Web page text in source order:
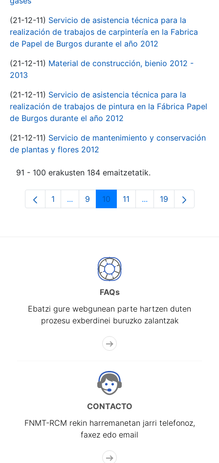
(21-12-11) Servicio de asistencia técnica para la
realización de trabajos de carpintería en la Fabrica
de Papel de Burgos durante el año 2012
(21-12-11) Material de construcción, bienio 2012 -
2013
(21-12-11) Servicio de asistencia técnica para la
realización de trabajos de pintura en la Fábrica Papel
de Burgos durante el año 2012
(21-12-11) Servicio de mantenimiento y conservación
de plantas y flores 2012
91 - 100 erakusten 184 emaitzetatik.
Orrialdea
1 ...Intermediate Pages Use TAB to
Orrialdea
9 Orrialdea
10 Orrialdea
11 ...Intermediate Pages
Orrialdea
19
FAQs
Ebatzi gure webgunean parte hartzen duten
prozesu exberdinei buruzko zalantzak
CONTACTO
FNMT-RCM rekin harremanetan jarri telefonoz,
faxez edo email